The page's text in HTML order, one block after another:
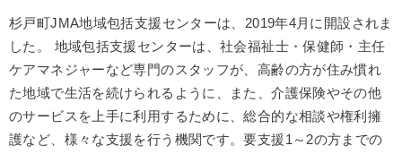
杉戸町JMA地域包括支援センターは、2019年4月に開設されま
した。 地域包括支援センターは、社会福祉士・保健師・主任
ケアマネジャーなど専門のスタッフが、高齢の方が住み慣れ
た地域で生活を続けられるように、また、介護保険やその他
のサービスを上手に利用するために、総合的な相談や権利擁
護など、様々な支援を行う機関です。要支援1～2の方までの